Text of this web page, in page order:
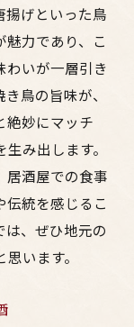
揚げといった鳥
力であり、こ
わいが一層引き
鳥の旨味が、
絶妙にマッチ
み出します。
居酒屋での食事
伝統を感じるこ
は、ぜひ地元の
います。